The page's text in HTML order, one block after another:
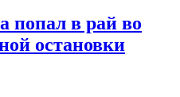
в рай во
остановки